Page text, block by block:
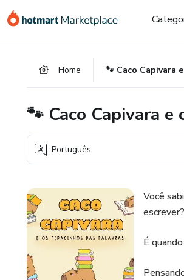
para
para
para
Home
🐾 Caco Capivara e
Português
Você
escrever?
É